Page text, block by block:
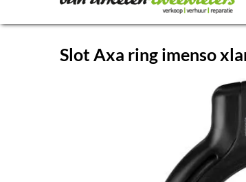
Slot Axa ring imenso